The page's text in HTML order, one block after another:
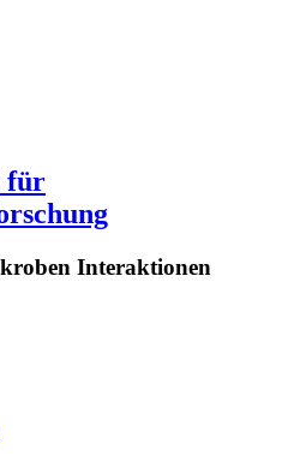
für
Interaktionen